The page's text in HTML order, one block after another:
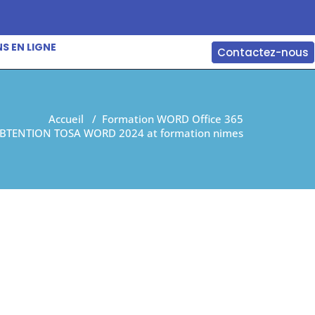
EN LIGNE Contactez-nous
Accueil / Formation WORD Office 365
TOSA WORD 2024 at formation nimes